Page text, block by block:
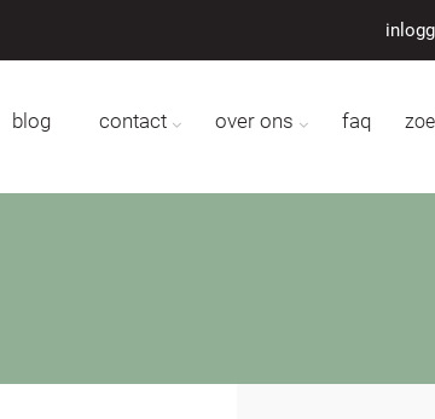
blog contact over ons faq